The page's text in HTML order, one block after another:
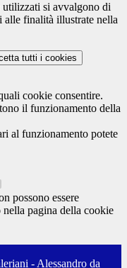
utilizzati si avvalgono di
alle finalità illustrate nella
tutti i cookies
cookie consentire.
il funzionamento della
al funzionamento potete
possono essere
pagina della cookie
- Alessandro da